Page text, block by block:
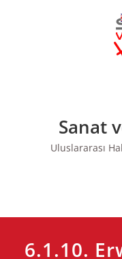
Sanat
Uluslararası
6.1.10.